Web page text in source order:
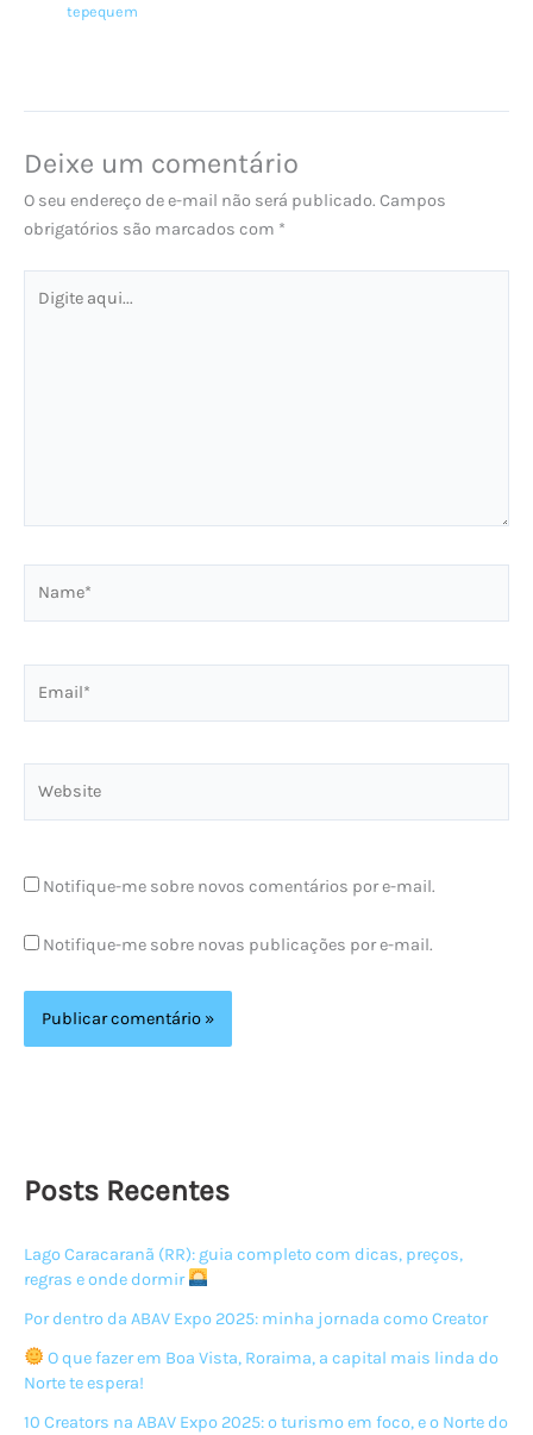
tepequem
Deixe um comentário
O seu endereço de e-mail não será publicado. Campos
obrigatórios são marcados com *
aqui...
Notifique-me sobre novos comentários por e-mail.
Notifique-me sobre novas publicações por e-mail.
Posts Recentes
Lago Caracaranã (RR): guia completo com dicas, preços,
regras e onde dormir
Por dentro da ABAV Expo 2025: minha jornada como Creator
O que fazer em Boa Vista, Roraima, a capital mais linda do
Norte te espera!
10 Creators na ABAV Expo 2025: o turismo em foco, e o Norte do